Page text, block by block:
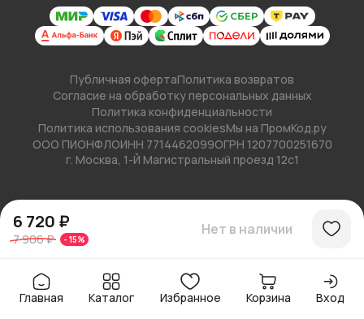
6 720 ₽
7 906 ₽ - 15%
Нет в наличии
Публичная офертаПолитика возвратов
Согласие на обработку персональных данных
Политика конфиденциальности
Политика использования cookiesМы на ПромКод.ру
ООО ПИОНФЛОИНН 7714462099ОГРН 1207700251670
г. Москва, 1-Й Магистральный проезд 12с1
Главная Каталог Избранное Корзина Вход